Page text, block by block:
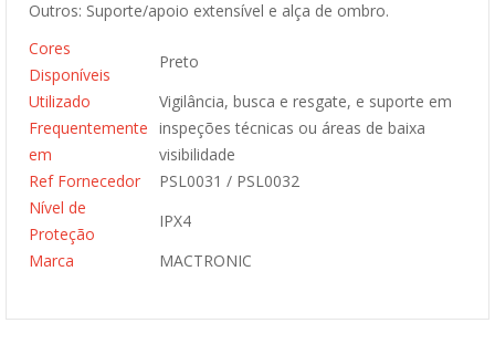
Outros: Suporte/apoio extensível e alça de ombro.
Cores
Disponíveis
Preto
Utilizado
Frequentemente
em
Vigilância, busca e resgate, e suporte em
inspeções técnicas ou áreas de baixa
visibilidade
Ref Fornecedor
PSL0031 / PSL0032
Nível de
Proteção
IPX4
Marca
MACTRONIC